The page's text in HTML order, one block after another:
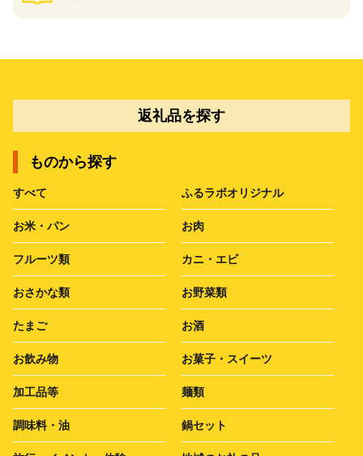
返礼品を探す
ものから探す
すべて ふるラボオリジナル
お米・パン お肉
フルーツ類 カニ・エビ
おさかな類 お野菜類
たまご お酒
お飲み物 お菓子・スイーツ
加工品等 麺類
調味料・油 鍋セット